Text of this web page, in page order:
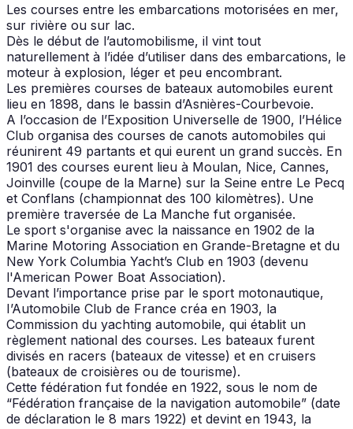
Les courses entre les embarcations motorisées en mer,
sur rivière ou sur lac.
Dès le début de l’automobilisme, il vint tout
naturellement à l’idée d’utiliser dans des embarcations, le
moteur à explosion, léger et peu encombrant.
Les premières courses de bateaux automobiles eurent
lieu en 1898, dans le bassin d’Asnières-Courbevoie.
A l’occasion de l’Exposition Universelle de 1900, l’Hélice
Club organisa des courses de canots automobiles qui
réunirent 49 partants et qui eurent un grand succès. En
1901 des courses eurent lieu à Moulan, Nice, Cannes,
Joinville (coupe de la Marne) sur la Seine entre Le Pecq
et Conflans (championnat des 100 kilomètres). Une
première traversée de La Manche fut organisée.
Le sport s'organise avec la naissance en 1902 de la
Marine Motoring Association en Grande-Bretagne et du
New York Columbia Yacht’s Club en 1903 (devenu
l'American Power Boat Association).
Devant l’importance prise par le sport motonautique,
I’Automobile Club de France créa en 1903, la
Commission du yachting automobile, qui établit un
règlement national des courses. Les bateaux furent
divisés en racers (bateaux de vitesse) et en cruisers
(bateaux de croisières ou de tourisme).
Cette fédération fut fondée en 1922, sous le nom de
“Fédération française de la navigation automobile” (date
de déclaration le 8 mars 1922) et devint en 1943, la